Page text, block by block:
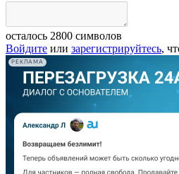
осталось 2800 символов
Войдите или зарегистрируйтесь,
РЕКЛАМА